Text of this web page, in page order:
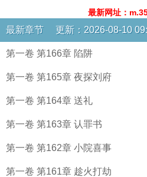
最新网址：
最新章节 更新：2026-08-10
第一卷 第166章 陷阱
第一卷 第165章 夜探刘府
第一卷 第164章 送礼
第一卷 第163章 认罪书
第一卷 第162章 小院喜事
第一卷 第161章 趁火打劫